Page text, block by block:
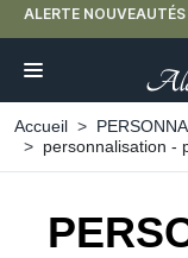
DOUBLE PAROI 🍵
Accueil
personnalisation -